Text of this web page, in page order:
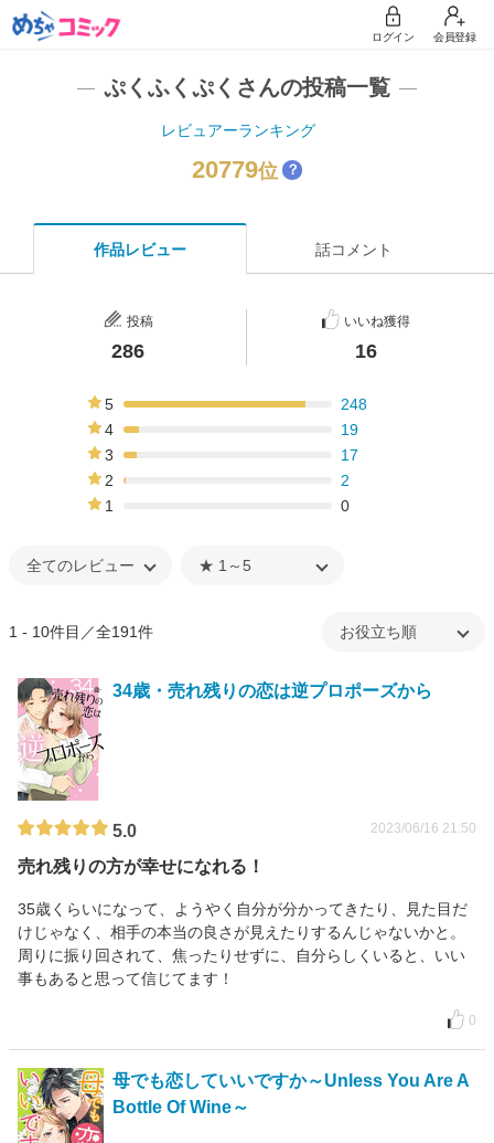
ログイン 会員登録
ぷくふくぷくさんの投稿一覧
レビュアーランキング
20779位 ？
作品レビュー 話コメント
投稿
286
いいね獲得
16
5
248
4
19
3
17
2
2
1
0
1 - 10件目／全191件
34歳・売れ残りの恋は逆プロポーズから
5.0 2023/06/16 21:50
売れ残りの方が幸せになれる！
35歳くらいになって、ようやく自分が分かってきたり、見た目だ
けじゃなく、相手の本当の良さが見えたりするんじゃないかと。
周りに振り回されて、焦ったりせずに、自分らしくいると、いい
事もあると思って信じてます！
0
母でも恋していいですか～Unless You Are A
Bottle Of Wine～